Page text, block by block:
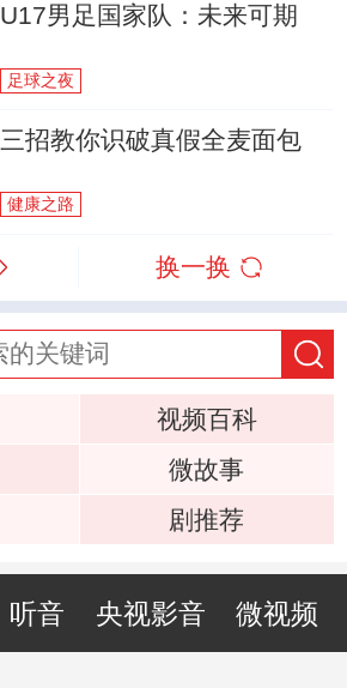
U17男足国家队：未来可期
足球之夜
三招教你识破真假全麦面包
健康之路
换一换
视频百科
微故事
剧推荐
听音 央视影音 微视频